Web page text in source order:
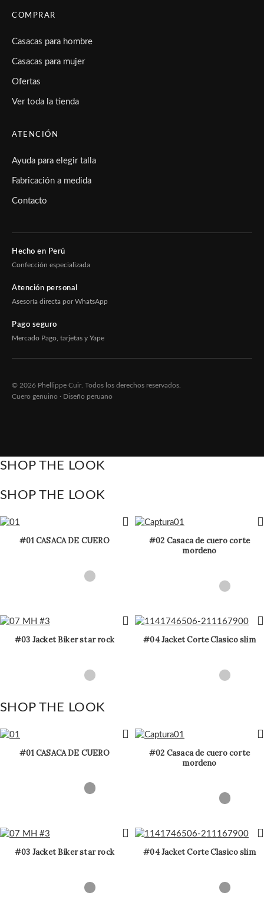
COMPRAR
Casacas para hombre
Casacas para mujer
Ofertas
Ver toda la tienda
ATENCIÓN
Ayuda para elegir talla
Fabricación a medida
Contacto
Hecho en Perú
Confección especializada
Atención personal
Asesoría directa por WhatsApp
Pago seguro
Mercado Pago, tarjetas y Yape
© 2026 Phellippe Cuir. Todos los derechos reservados.
Cuero genuino · Diseño peruano
SHOP THE LOOK
SHOP THE LOOK
#01 CASACA DE CUERO
#02 Casaca de cuero corte
mordeno
#03 Jacket Biker star rock #04 Jacket Corte Clasico slim
SHOP THE LOOK
#01 CASACA DE CUERO
#02 Casaca de cuero corte
mordeno
#03 Jacket Biker star rock #04 Jacket Corte Clasico slim